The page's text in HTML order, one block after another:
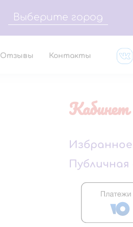
Выберите город
Отзывы Контакты
Кабинет
Избранное